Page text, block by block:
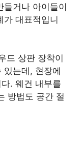
들거나 아이들이
가 대표적입니
드 상판 장착이
있는데, 현장에
. 웨건 내부를
방법도 공간 절